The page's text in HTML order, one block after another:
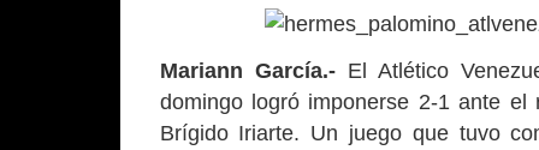
Mariann García.-El Atlético
domingo logró imponerse 2-1 ante
Brígido Iriarte. Un juego que tuvo